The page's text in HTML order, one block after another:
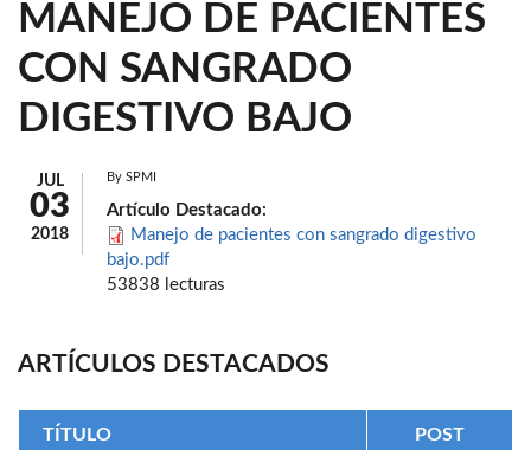
MANEJO DE PACIENTES
CON SANGRADO
DIGESTIVO BAJO
JUL
03
2018
By SPMI
Artículo Destacado:
Manejo de pacientes con sangrado digestivo
bajo.pdf
53838 lecturas
ARTÍCULOS DESTACADOS
TÍTULO
POST